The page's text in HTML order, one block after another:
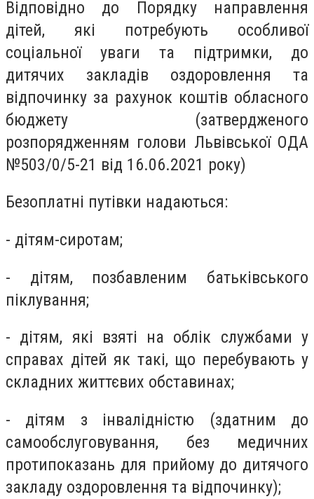
Відповідно до Порядку направлення
дітей, які потребують особливої
соціальної уваги та підтримки, до
дитячих закладів оздоровлення та
відпочинку за рахунок коштів обласного
бюджету (затвердженого
розпорядженням голови Львівської ОДА
№503/0/5-21 від 16.06.2021 року)
Безоплатні путівки надаються:
- дітям-сиротам;
- дітям, позбавленим батьківського
піклування;
- дітям, які взяті на облік службами у
справах дітей як такі, що перебувають у
складних життєвих обставинах;
- дітям з інвалідністю (здатним до
самообслуговування, без медичних
протипоказань для прийому до дитячого
закладу оздоровлення та відпочинку);